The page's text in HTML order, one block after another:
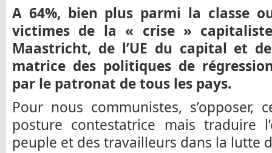
A 64%, bien plus parmi la classe
victimes de la « crise »
Maastricht, de l’UE du capital et
matrice des politiques de
par le patronat de tous les pays.
Pour nous communistes, s’opposer,
posture contestatrice mais traduire
peuple et des travailleurs dans la lutte